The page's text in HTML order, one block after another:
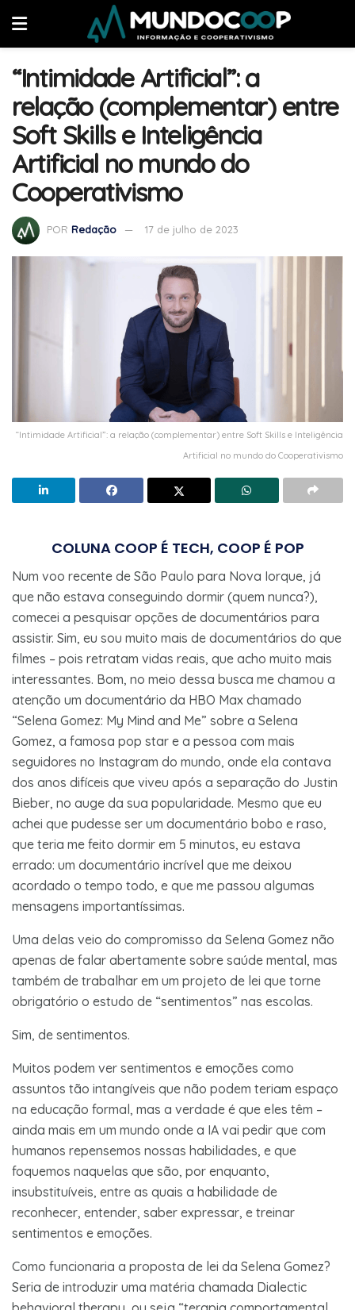
“Intimidade Artificial”: a
relação (complementar) entre
Soft Skills e Inteligência
Artificial no mundo do
Cooperativismo
POR Redação 17 de julho de 2023
“Intimidade Artificial”: a relação (complementar) entre Soft Skills e Inteligência
Artificial no mundo do Cooperativismo
COLUNA COOP É TECH, COOP É POP
Num voo recente de São Paulo para Nova Iorque, já
que não estava conseguindo dormir (quem nunca?),
comecei a pesquisar opções de documentários para
assistir. Sim, eu sou muito mais de documentários do que
filmes – pois retratam vidas reais, que acho muito mais
interessantes. Bom, no meio dessa busca me chamou a
atenção um documentário da HBO Max chamado
“Selena Gomez: My Mind and Me” sobre a Selena
Gomez, a famosa pop star e a pessoa com mais
seguidores no Instagram do mundo, onde ela contava
dos anos difíceis que viveu após a separação do Justin
Bieber, no auge da sua popularidade. Mesmo que eu
achei que pudesse ser um documentário bobo e raso,
que teria me feito dormir em 5 minutos, eu estava
errado: um documentário incrível que me deixou
acordado o tempo todo, e que me passou algumas
mensagens importantíssimas.
Uma delas veio do compromisso da Selena Gomez não
apenas de falar abertamente sobre saúde mental, mas
também de trabalhar em um projeto de lei que torne
obrigatório o estudo de “sentimentos” nas escolas.
Sim, de sentimentos.
Muitos podem ver sentimentos e emoções como
assuntos tão intangíveis que não podem teriam espaço
na educação formal, mas a verdade é que eles têm –
ainda mais em um mundo onde a IA vai pedir que com
humanos repensemos nossas habilidades, e que
foquemos naquelas que são, por enquanto,
insubstituíveis, entre as quais a habilidade de
reconhecer, entender, saber expressar, e treinar
sentimentos e emoções.
Como funcionaria a proposta de lei da Selena Gomez?
Seria de introduzir uma matéria chamada Dialectic